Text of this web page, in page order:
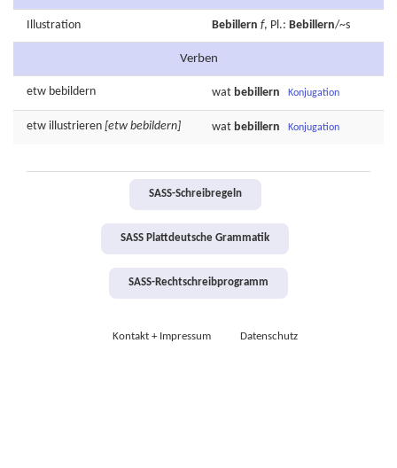
Illustration Bebillern f, Pl.: Bebillern/~s
Verben
etw bebildern wat bebillern Konjugation
etw illustrieren [etw bebildern] wat bebillern Konjugation
SASS-Schreibregeln
SASS Plattdeutsche Grammatik
SASS-Rechtschreibprogramm
Kontakt + Impressum Datenschutz